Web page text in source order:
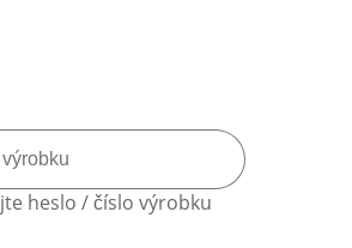
heslo / číslo výrobku